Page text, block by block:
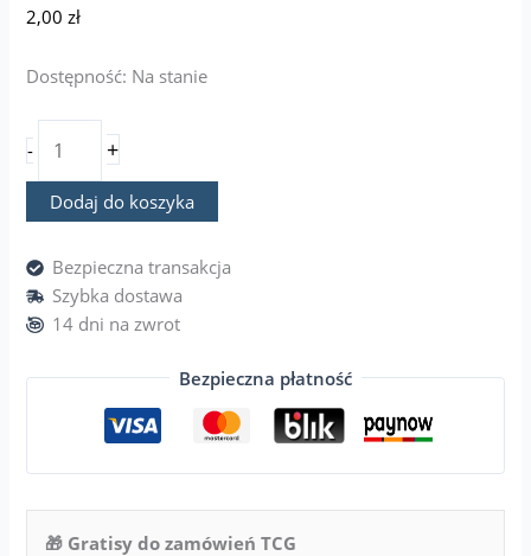
2,00zł
Dostępność: Na stanie
- +
Dodaj do koszyka
Bezpieczna transakcja
Szybka dostawa
14 dni na zwrot
Bezpieczna płatność
🎁 Gratisy do zamówień TCG